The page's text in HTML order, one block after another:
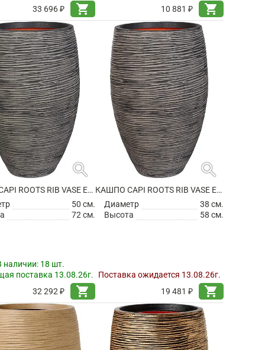
33 696 ₽ shopping_cart 10 881 ₽ shopping_cart
search
КАШПО CAPI ROOTS RIB VASE ELEGANT DELUXE ANTHRACITE
50 см.
72 см.
наличии: 18 шт.
поставка 13.08.26г.
32 292 ₽
shopping_cart
search
КАШПО CAPI ROOTS RIB VASE ELEGANT DELUXE ANTHRACITE
Диаметр
38 см.
Высота
58 см.
Поставка ожидается 13.08.26г.
19 481 ₽
shopping_cart